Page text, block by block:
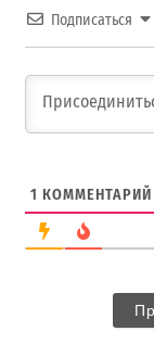
Подписаться
1 КОММЕНТАРИЙ